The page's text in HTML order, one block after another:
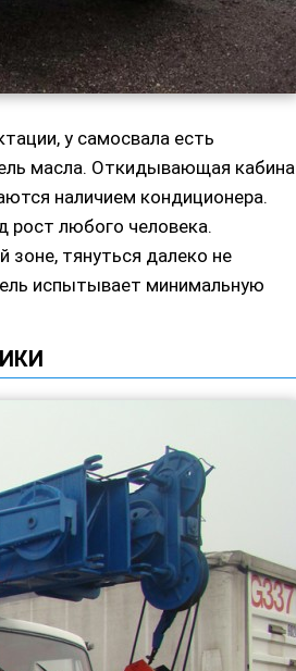
у самосвала есть
масла. Откидывающая кабина
наличием кондиционера.
рост любого человека.
зоне, тянуться далеко не
испытывает минимальную